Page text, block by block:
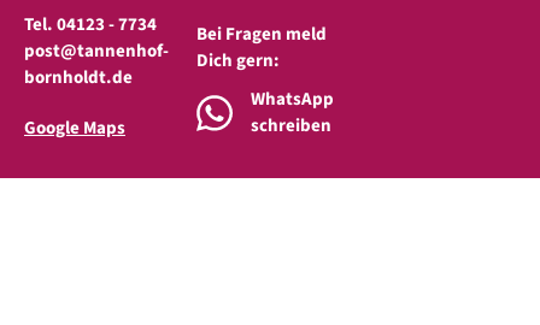
Tel. 04123 - 7734
post@tannenhof-
bornholdt.de
Google Maps
Bei Fragen meld
Dich gern:
WhatsApp
schreiben
(öffnet in neuem Tab)